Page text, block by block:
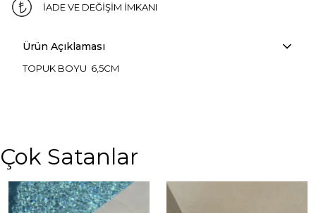
İADE VE DEĞİŞİM İMKANI
Ürün Açıklaması
TOPUK BOYU 6,5CM
Çok Satanlar